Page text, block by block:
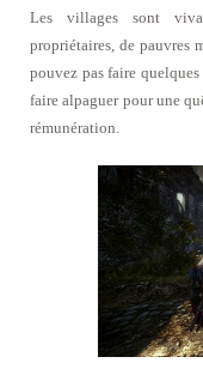
Les villages sont
propriétaires, de pauvres
pouvez pas faire
faire alpaguer pour une
rémunération.